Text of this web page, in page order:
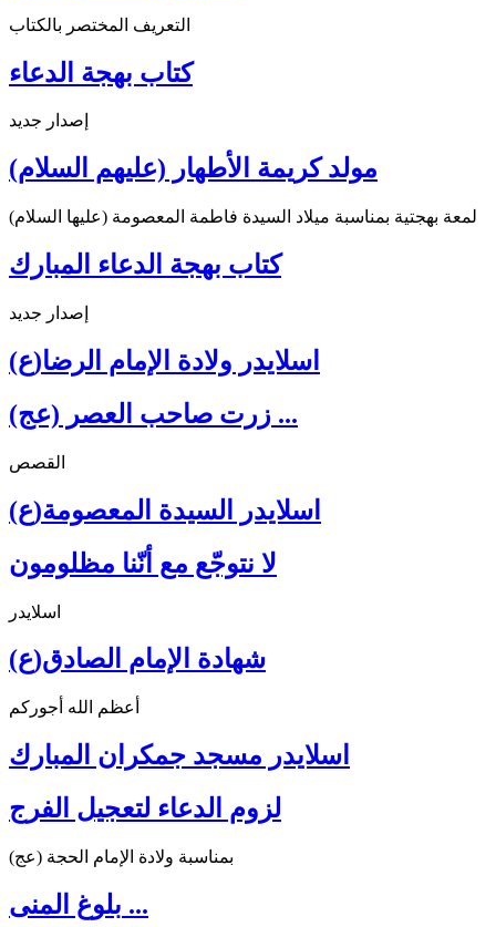
التعريف المختصر بالكتاب
كتاب بهجة الدعاء
إصدار جديد
مولد كريمة الأطهار (عليهم السلام)
لمعة بهجتية بمناسبة ميلاد السيدة فاطمة المعصومة (عليها السلام)
كتاب بهجة الدعاء المبارك
إصدار جديد
اسلايدر ولادة الإمام الرضا(ع)
زرت صاحب العصر (عج) ...
القصص
اسلايدر السيدة المعصومة(ع)
لا نتوجّع مع أنّنا مظلومون
اسلايدر
شهادة الإمام الصادق(ع)
أعظم الله أجوركم
اسلايدر مسجد جمكران المبارك
لزوم الدعاء لتعجيل الفرج
بمناسبة ولادة الإمام الحجة (عج)
بلوغ المنى ...